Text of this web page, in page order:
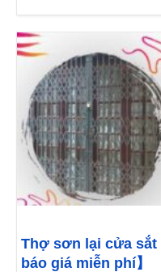
Thợ sơn lại cửa sắt
báo giá miễn phí】